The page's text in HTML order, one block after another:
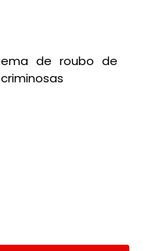
de roubo de